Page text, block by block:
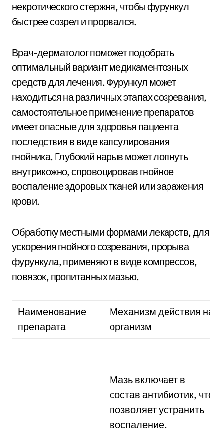
некротического стержня, чтобы фурункул
быстрее созрел и прорвался.
Врач-дерматолог поможет подобрать
оптимальный вариант медикаментозных
средств для лечения. Фурункул может
находиться на различных этапах созревания,
самостоятельное применение препаратов
имеет опасные для здоровья пациента
последствия в виде капсулирования
гнойника. Глубокий нарыв может лопнуть
внутрикожно, спровоцировав гнойное
воспаление здоровых тканей или заражения
крови.
Обработку местными формами лекарств, для
ускорения гнойного созревания, прорыва
фурункула, применяют в виде компрессов,
повязок, пропитанных мазью.
Наименование
препарата
Механизм действия на
организм
Мазь включает в
состав антибиотик, что
позволяет устранить
воспаление,